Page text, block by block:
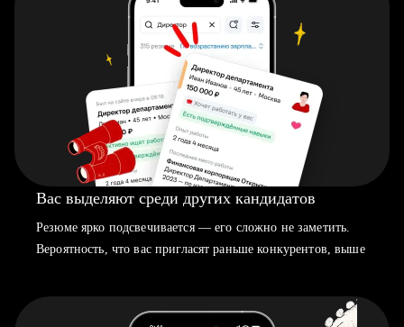
Вас выделяют среди других кандидатов
Резюме ярко подсвечивается — его сложно не заметить.
Вероятность, что вас пригласят раньше конкурентов, выше